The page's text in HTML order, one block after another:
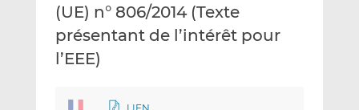
nk
(UE) n° 806/2014 (Texte
présentant de l’intérêt pour
l’EEE)